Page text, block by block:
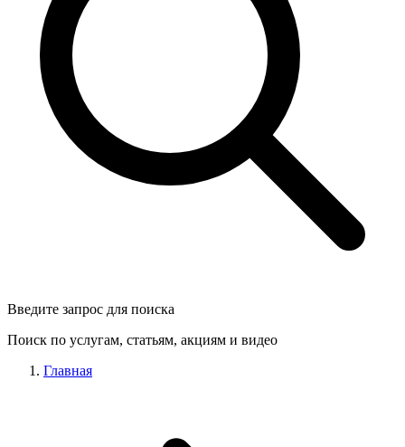
Введите запрос для поиска
Поиск по услугам, статьям, акциям и видео
Главная